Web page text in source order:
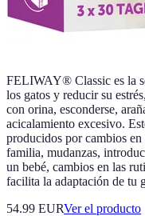
FELIWAY® Classic es la
los gatos y reducir su
con orina, esconderse,
acicalamiento excesivo.
producidos por cambios
familia, mudanzas,
un bebé, cambios en las
facilita la adaptación de tu
54.99 EURVer el producto